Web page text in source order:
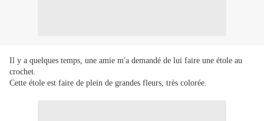
Il y a quelques temps, une amie m'a demandé de lui faire une étole au
crochet.
Cette étole est faire de plein de grandes fleurs, très colorée.